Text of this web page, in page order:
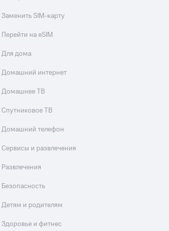
Заменить SIM-карту
Перейти на eSIM
Для дома
Домашний интернет
Домашнее ТВ
Спутниковое ТВ
Домашний телефон
Сервисы и развлечения
Развлечения
Безопасность
Детям и родителям
Здоровье и фитнес